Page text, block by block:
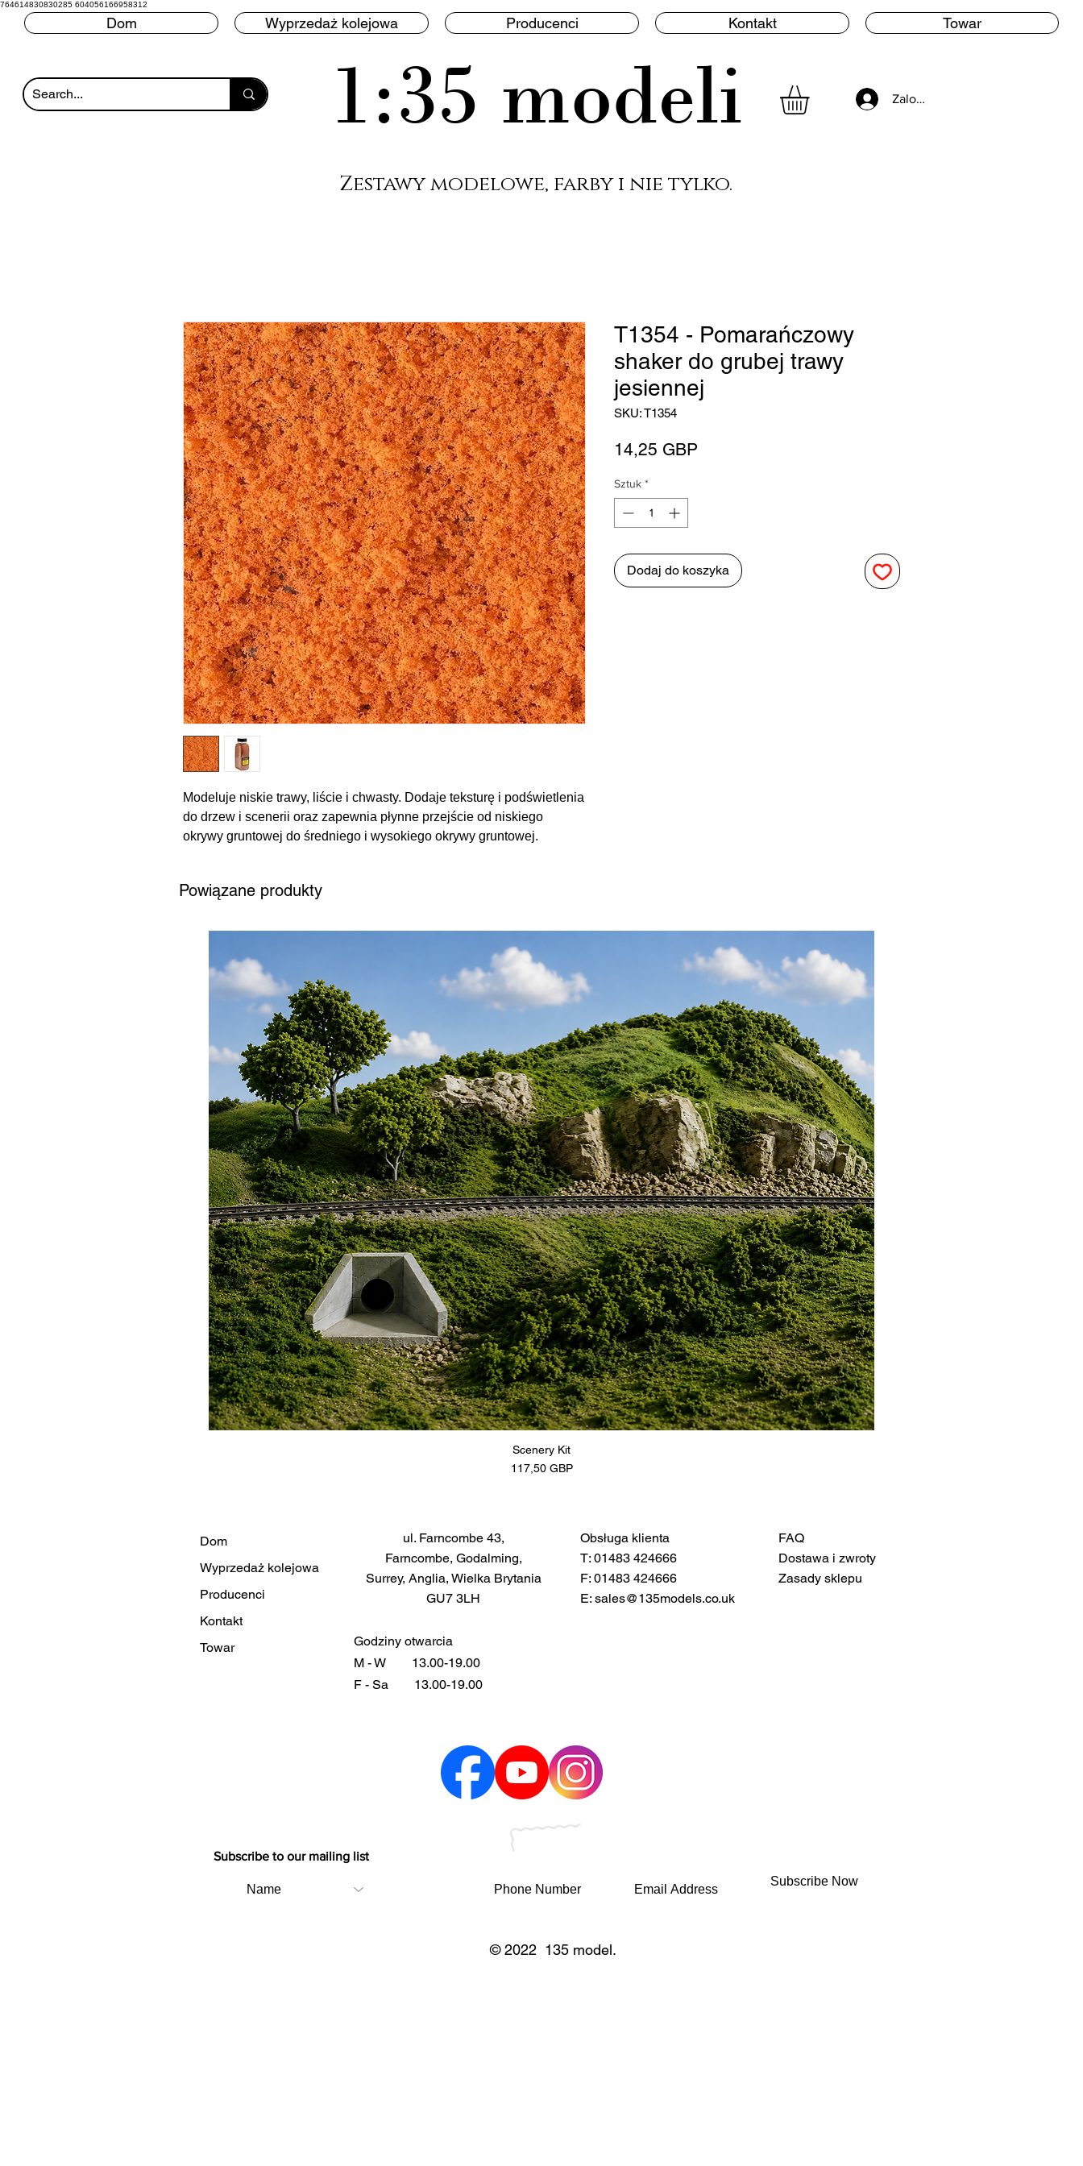
764614830830285 604056166958312
Dom Wyprzedaż kolejowa Producenci Kontakt Towar
1:35 modeli Zaloguj się
Zestawy modelowe, farby i nie tylko.
Modeluje niskie trawy, liście i chwasty. Dodaje teksturę i podświetlenia
do drzew i scenerii oraz zapewnia płynne przejście od niskiego
okrywy gruntowej do średniego i wysokiego okrywy gruntowej.
cala3 (945 cm3)
T1354 - Pomarańczowy
shaker do grubej trawy
jesiennej
SKU: T1354
14,25 GBP
Sztuk *
Dodaj do koszyka
Powiązane produkty
Scenery Kit
Cena
117,50 GBP
Dom
Wyprzedaż kolejowa
Producenci
Kontakt
Towar
ul. Farncombe 43,
Farncombe, Godalming,
Surrey, Anglia, Wielka Brytania
GU7 3LH
Godziny otwarcia
M - W
13.00-19.00
F - Sa
13.00-19.00
Obsługa klienta
T: 01483 424666
F: 01483 424666
E: sales@135models.co.uk
FAQ
Dostawa i zwroty
Zasady sklepu
Subscribe to our mailing list
Subscribe Now
© 2022 135 model.